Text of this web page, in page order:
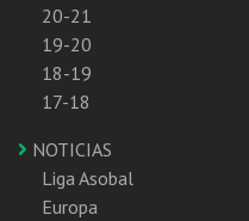
20-21
19-20
18-19
17-18
NOTICIAS
Liga Asobal
Europa